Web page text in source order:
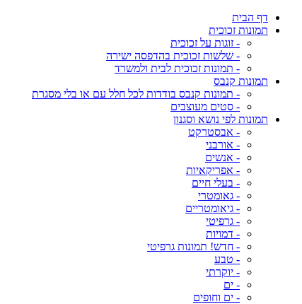
דף הבית
תמונות זכוכית
- זוגות על זכוכית
- שלשות זכוכית בהדפסה ישירה
- תמונות זכוכית לבית ולמשרד
תמונות קנבס
- תמונות קנבס בודדות לכל חלל עם או בלי מסגרת
- סטים מעוצבים
תמונות לפי נושא וסגנון
- אבסטרקט
- אורבני
- אנשים
- אפריקאיות
- בעלי חיים
- גאומטרי
- גיאומטריים
- גרפיטי
- דמויות
- חדש! תמונות גרפיטי
- טבע
- יוקרתי
- ים
- ים וחופים